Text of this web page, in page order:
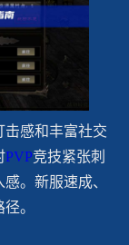
击感和丰富社交
PVP竞技紧张刺
。新服速成、
。